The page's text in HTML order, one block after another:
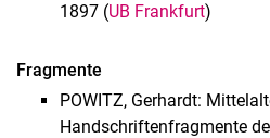
1897 (UB Frankfurt)
Fragmente
POWITZ, Gerhardt:
Handschriftenfragmente